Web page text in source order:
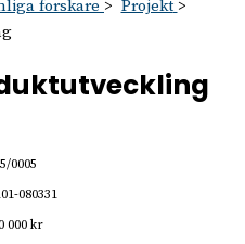
forskare
Projekt
0005
080331
000 kr